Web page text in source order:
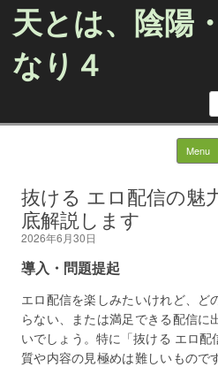
天とは、陰陽
なり４
Menu
抜ける エロ配信の魅
底解説します
2026年6月30日
導入・問題提起
エロ配信を楽しみたいけれど、ど
らない、または満足できる配信に
いでしょう。特に「抜ける エロ
質や内容の見極めは難しいもので